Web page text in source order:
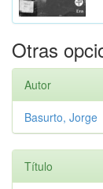
Otras
Autor
Basurto, Jorge
Título